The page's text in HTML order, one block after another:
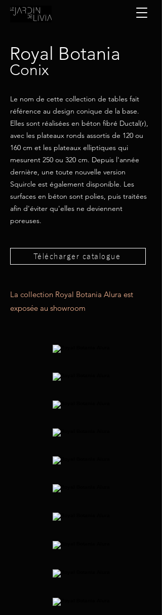
Royal Botania
Conix
Le nom de cette collection de tables fait
référence au design conique de la base.
Elles sont réalisées en béton fibré Ductal(r),
avec les plateaux ronds assortis de 120 ou
160 cm et les plateaux elliptiques qui
mesurent 250 ou 320 cm. Depuis l'année
dernière, une toute nouvelle version
Squircle est également disponible. Les
surfaces en béton sont polies, puis traitées
afin d'éviter qu'elles ne deviennent
poreuses.
Télécharger catalogue
La collection Royal Botania Alura est
exposée au showroom